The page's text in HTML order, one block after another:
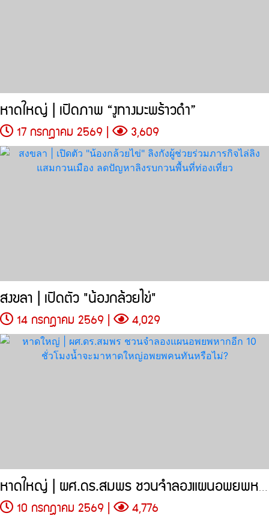
หาดใหญ่ | เปิดภาพ “งูทางมะพร้าวดำ”
17 กรกฎาคม 2569 | 3,609
สงขลา | เปิดตัว "น้องกล้วยไข่"
14 กรกฎาคม 2569 | 4,029
หาดใหญ่ | ผศ.ดร.สมพร ชวนจำลองแผนอพยพหากอีก 10
10 กรกฎาคม 2569 | 4,776